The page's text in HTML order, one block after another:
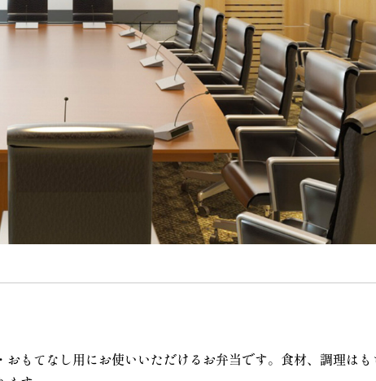
もてなし用にお使いいただけるお弁当です。食材、調理は